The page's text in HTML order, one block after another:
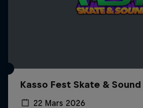
Kasso Fest Skate & Sound
22 Mars 2026